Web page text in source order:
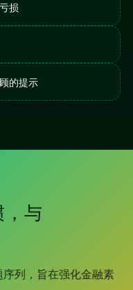
损
的提示
，与
列，旨在强化金融素